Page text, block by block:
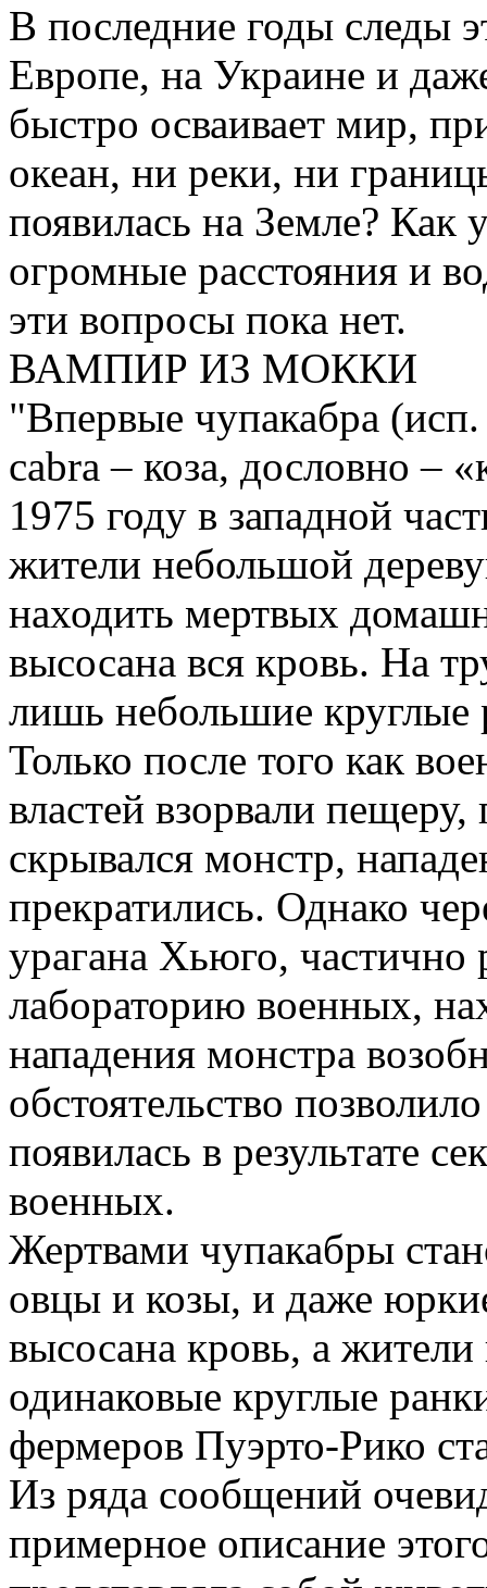
В последние годы следы
Европе, на Украине и
быстро осваивает мир,
океан, ни реки, ни
появилась на Земле? Как
огромные расстояния и
эти вопросы пока нет.
ВАМПИР ИЗ МОККИ
"Впервые чупакабра
cabra – коза, дословно –
1975 году в западной
жители небольшой
находить мертвых
высосана вся кровь. На
лишь небольшие круглые
Только после того как
властей взорвали
скрывался монстр,
прекратились. Однако
урагана Хьюго,
лабораторию военных,
нападения монстра
обстоятельство
появилась в результате
военных.
Жертвами чупакабры
овцы и козы, и даже
высосана кровь, а
одинаковые круглые
фермеров Пуэрто-Рико
Из ряда сообщений
примерное описание